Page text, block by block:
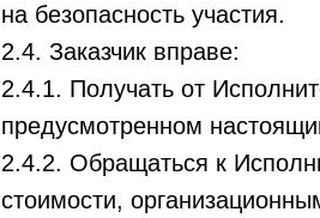
на безопасность участия.
2.4. Заказчик вправе:
2.4.1. Получать от
предусмотренном
2.4.2. Обращаться к
стоимости,